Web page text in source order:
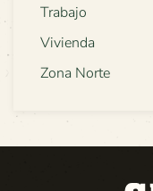
Trabajo
Vivienda
Zona Norte